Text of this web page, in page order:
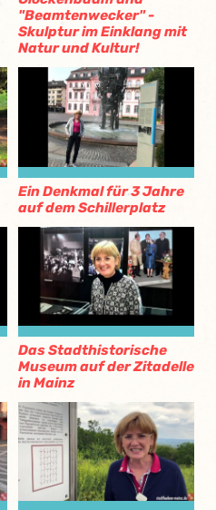
"Beamtenwecker" -
Skulptur im Einklang mit
Natur und Kultur!
Ein Denkmal für 3 Jahre
auf dem Schillerplatz
Das Stadthistorische
Museum auf der Zitadelle
in Mainz